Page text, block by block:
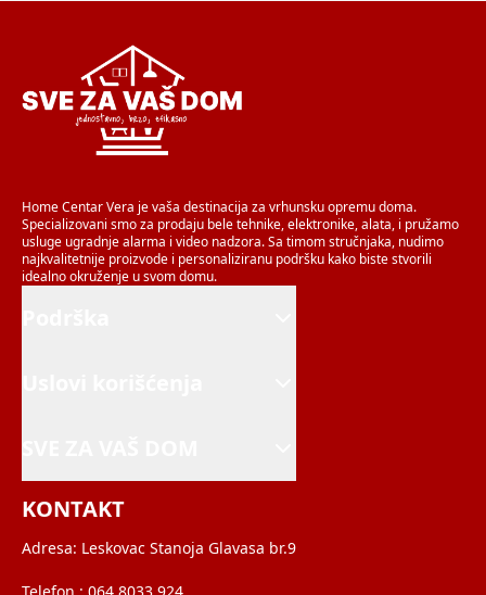
Home Centar Vera je vaša destinacija za vrhunsku opremu doma.
Specializovani smo za prodaju bele tehnike, elektronike, alata, i pružamo
usluge ugradnje alarma i video nadzora. Sa timom stručnjaka, nudimo
najkvalitetnije proizvode i personaliziranu podršku kako biste stvorili
idealno okruženje u svom domu.
KONTAKT
Adresa: Leskovac Stanoja Glavasa br.9